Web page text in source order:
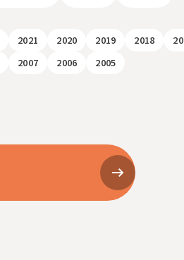
2021 2020 2019 2018
2007 2006 2005